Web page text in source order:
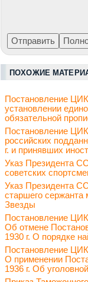
ПОХОЖИЕ
Постановление
установлении
обязательной
Постановление
российских
г. и принявших
Указ Президента
советских
Указ Президента
старшего
Звезды
Постановление
Об отмене
1930 г. О порядке
Постановление
О применении
1936 г. Об